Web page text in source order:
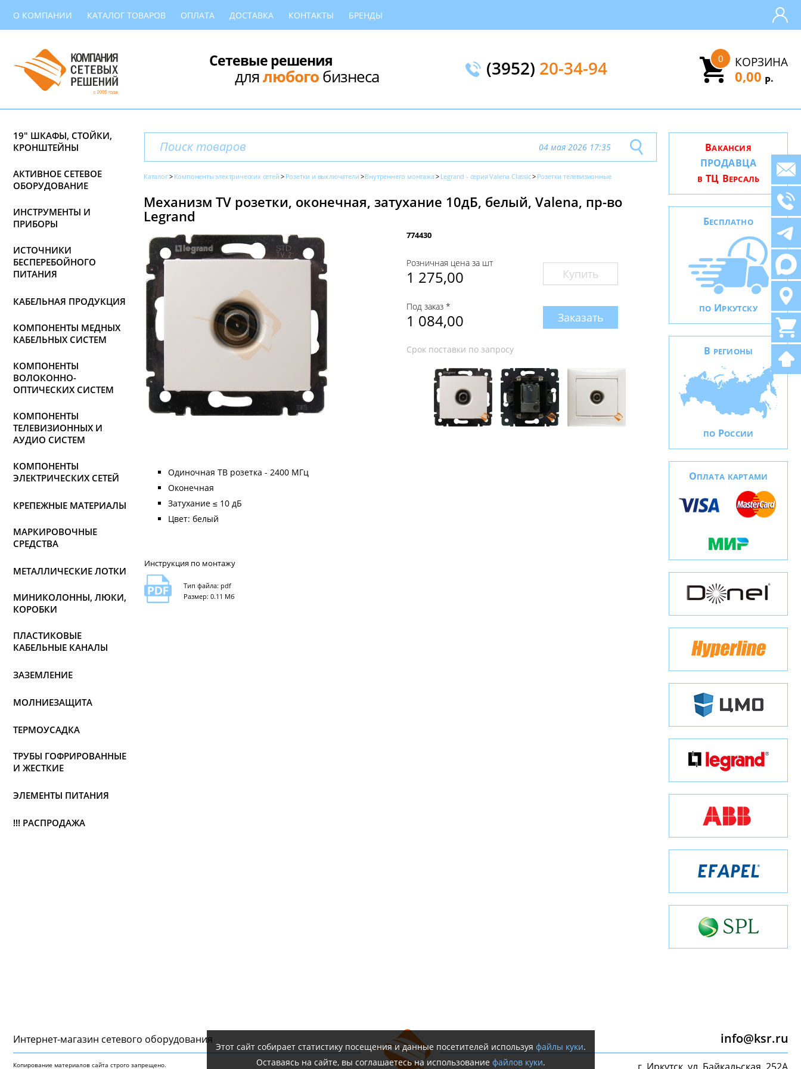
О КОМПАНИИ КАТАЛОГ ТОВАРОВ ОПЛАТА ДОСТАВКА КОНТАКТЫ БРЕНДЫ
Сетевые решения
длялюбогобизнеса (3952) 20-34-94 КОРЗИНА
0
0,00 Р.
19" ШКАФЫ, СТОЙКИ,
КРОНШТЕЙНЫ
АКТИВНОЕ СЕТЕВОЕ
ОБОРУДОВАНИЕ
ИНСТРУМЕНТЫ И
ПРИБОРЫ
ИСТОЧНИКИ
БЕСПЕРЕБОЙНОГО
ПИТАНИЯ
КАБЕЛЬНАЯ ПРОДУКЦИЯ
КОМПОНЕНТЫ МЕДНЫХ
КАБЕЛЬНЫХ СИСТЕМ
КОМПОНЕНТЫ
ВОЛОКОННО-
ОПТИЧЕСКИХ СИСТЕМ
КОМПОНЕНТЫ
ТЕЛЕВИЗИОННЫХ И
АУДИО СИСТЕМ
КОМПОНЕНТЫ
ЭЛЕКТРИЧЕСКИХ СЕТЕЙ
КРЕПЕЖНЫЕ МАТЕРИАЛЫ
МАРКИРОВОЧНЫЕ
СРЕДСТВА
МЕТАЛЛИЧЕСКИЕ ЛОТКИ
МИНИКОЛОННЫ, ЛЮКИ,
КОРОБКИ
ПЛАСТИКОВЫЕ
КАБЕЛЬНЫЕ КАНАЛЫ
ЗАЗЕМЛЕНИЕ
МОЛНИЕЗАЩИТА
ТЕРМОУСАДКА
ТРУБЫ ГОФРИРОВАННЫЕ
И ЖЕСТКИЕ
ЭЛЕМЕНТЫ ПИТАНИЯ
!!! РАСПРОДАЖА
04 мая 2026 17:35
Каталог Компоненты электрических сетей Розетки и выключатели Внутреннего монтажа Legrand - серия Valena Classic Розетки телевизионные
Механизм TV розетки, оконечная, затухание 10дБ, белый, Valena, пр-во
Legrand
774430
Розничная цена за шт
1 275,00 Купить
Под заказ *
1 084,00 Заказать
Срок поставки по запросу
Одиночная ТВ розетка - 2400 МГц
Оконечная
Затухание ≤ 10 дБ
Цвет: белый
Инструкция по монтажу
Тип файла: pdf
Размер: 0.11 Мб
ВАКАНСИЯ
ПРОДАВЦА
В ТЦ ВЕРСАЛЬ
БЕСПЛАТНО
ПО ИРКУТСКУ
В РЕГИОНЫ
ПО РОССИИ
ОПЛАТА КАРТАМИ
Интернет-магазин сетeвого оборудования
Копирование материалов сайта строго запрещено.
info@ksr.ru
Этот сайт собирает статистику посещения и данные посетителей используя файлы куки.
Оставаясь на сайте, вы соглашаетесь на использование файлов куки.